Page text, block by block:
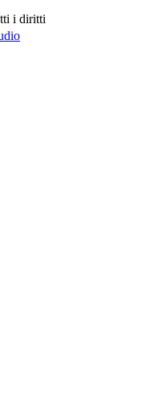
i diritti